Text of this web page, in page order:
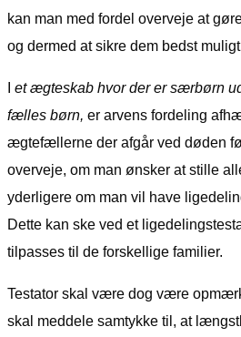
kan man med fordel overveje at
og dermed at sikre dem bedst
et ægteskab hvor der er særbørn
fælles børn, er arvens fordeling
ægtefællerne der afgår ved døden
overveje, om man ønsker at stille
yderligere om man vil have
Dette kan ske ved et
tilpasses til de forskellige familier.
Testator skal være dog være
skal meddele samtykke til, at